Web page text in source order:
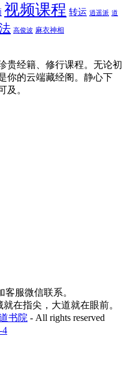
视频课程 转运 逍遥派 道
高俊波 麻衣神相
贵经籍、修行课程。无论初
你的云端藏经阁。静心下
及。
服微信联系。
在指尖，大道就在眼前。
书院 - All rights reserved
4